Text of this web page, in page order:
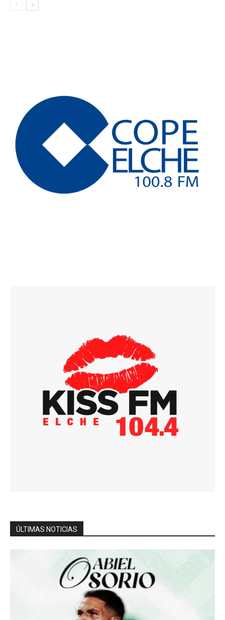
ÚLTIMAS NOTICIAS